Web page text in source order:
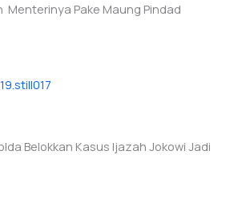
Menterinya Pake Maung Pindad
Belokkan Kasus Ijazah Jokowi Jadi